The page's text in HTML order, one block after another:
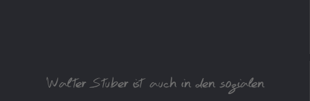
Walter Stuber ist auch in den sozialen